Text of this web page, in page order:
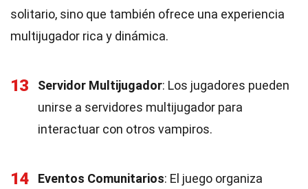
solitario, sino que también ofrece una experiencia
multijugador rica y dinámica.
13 Servidor Multijugador: Los jugadores pueden
unirse a servidores multijugador para
interactuar con otros vampiros.
14 Eventos Comunitarios: El juego organiza